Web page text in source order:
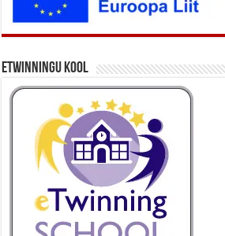
eTwinningu kool